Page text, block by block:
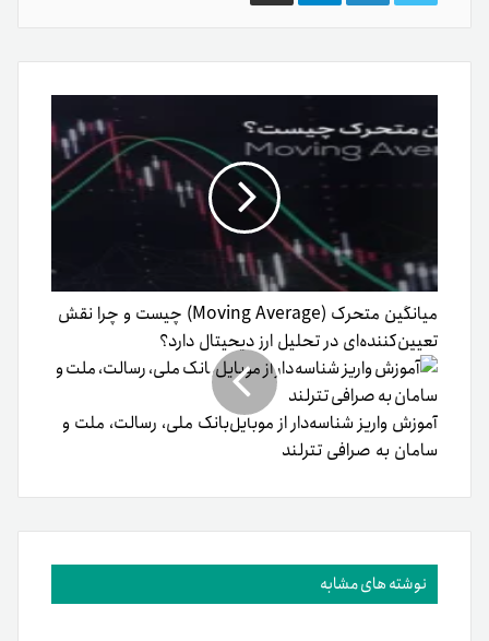
گذاری
ایمیل
میانگین متحرک (Moving Average) چیست و چرا نقش
تعیین‌کننده‌ای در تحلیل ارز دیجیتال دارد؟
آموزش واریز شناسه‌دار از موبایل‌‌بانک ملی، رسالت، ملت و
سامان به صرافی تترلند
نوشته های مشابه